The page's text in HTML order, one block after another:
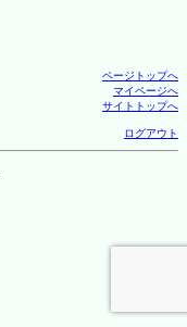
ページトップへ
マイページへ
サイトトップへ
ログアウト